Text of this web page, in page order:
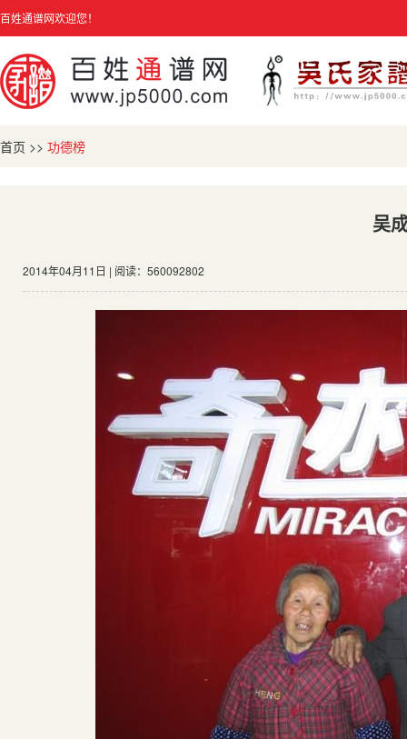
百姓通谱网欢迎您！
首页 >> 功德榜
吴
2014年04月11日 | 阅读：560092802